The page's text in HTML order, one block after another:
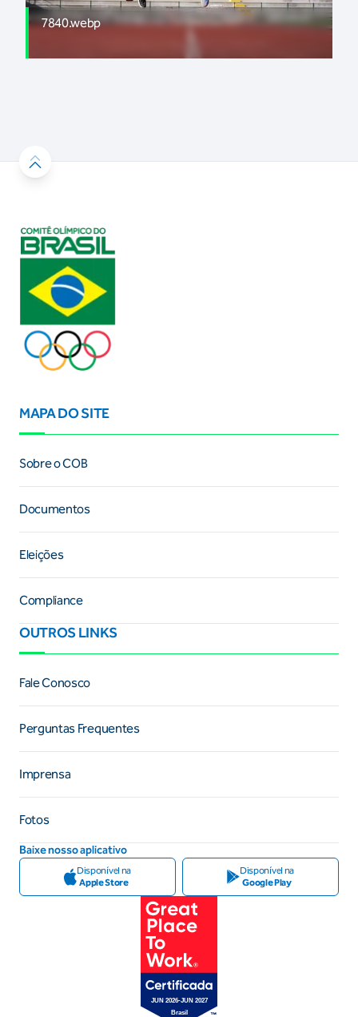
7840.webp
MAPA DO SITE
Sobre o COB
Documentos
Eleições
Compliance
OUTROS LINKS
Fale Conosco
Perguntas Frequentes
Imprensa
Fotos
Baixe nosso aplicativo
Disponível na
Apple Store
Disponível na
Google Play